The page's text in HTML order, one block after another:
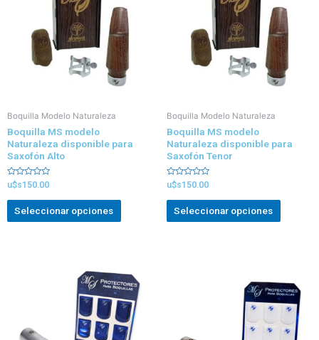
Boquilla Modelo Naturaleza
Boquilla MS modelo
Naturaleza disponible para
Saxofón Alto
Valorado
con
0
u$s150.00
Seleccionar opciones
Boquilla Modelo Naturaleza
Boquilla MS modelo
Naturaleza disponible para
Saxofón Tenor
Valorado
con
0
u$s150.00
Seleccionar opciones